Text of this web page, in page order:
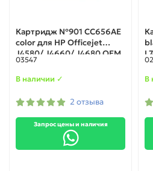
Картридж №901 CC656AE
color для HP Officejet
J4580/ J4660/ J4680 ОЕМ
03547
В наличии ✓
2 отзыва
Запрос цены и наличия
В